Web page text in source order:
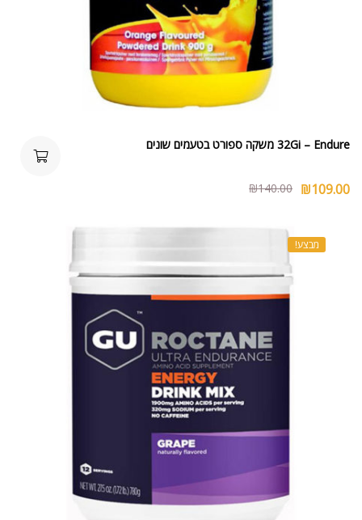
32Gi – Endure משקה ספורט בטעמים שונים
₪140.00 ₪109.00
מבצע!